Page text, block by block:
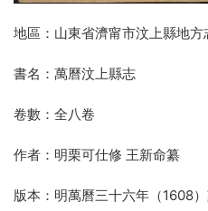
地區：山東省濟甯市汶上縣地方
書名：萬曆汶上縣志
卷數：全八卷
作者：明栗可仕修 王新命纂
版本：明萬曆三十六年（1608